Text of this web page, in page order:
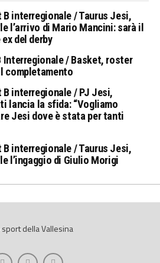
B interregionale / Taurus Jesi,
l’arrivo di Mario Mancini: sarà il
ex del derby
Interregionale / Basket, roster
completamento
B interregionale / PJ Jesi,
lancia la sfida: “Vogliamo
Jesi dove è stata per tanti
B interregionale / Taurus Jesi,
l’ingaggio di Giulio Morigi